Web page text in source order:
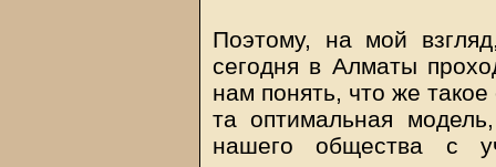
Поэтому, на мой
сегодня в Алматы
нам понять, что же
та оптимальная
нашего общества с